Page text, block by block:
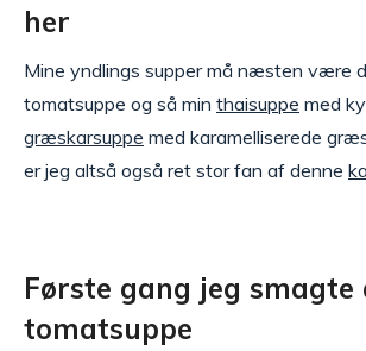
her
Mine yndlings supper må næsten være
tomatsuppe og så min thaisuppe med
græskarsuppe med karamelliserede
er jeg altså også ret stor fan af denne
Første gang jeg smagte
tomatsuppe